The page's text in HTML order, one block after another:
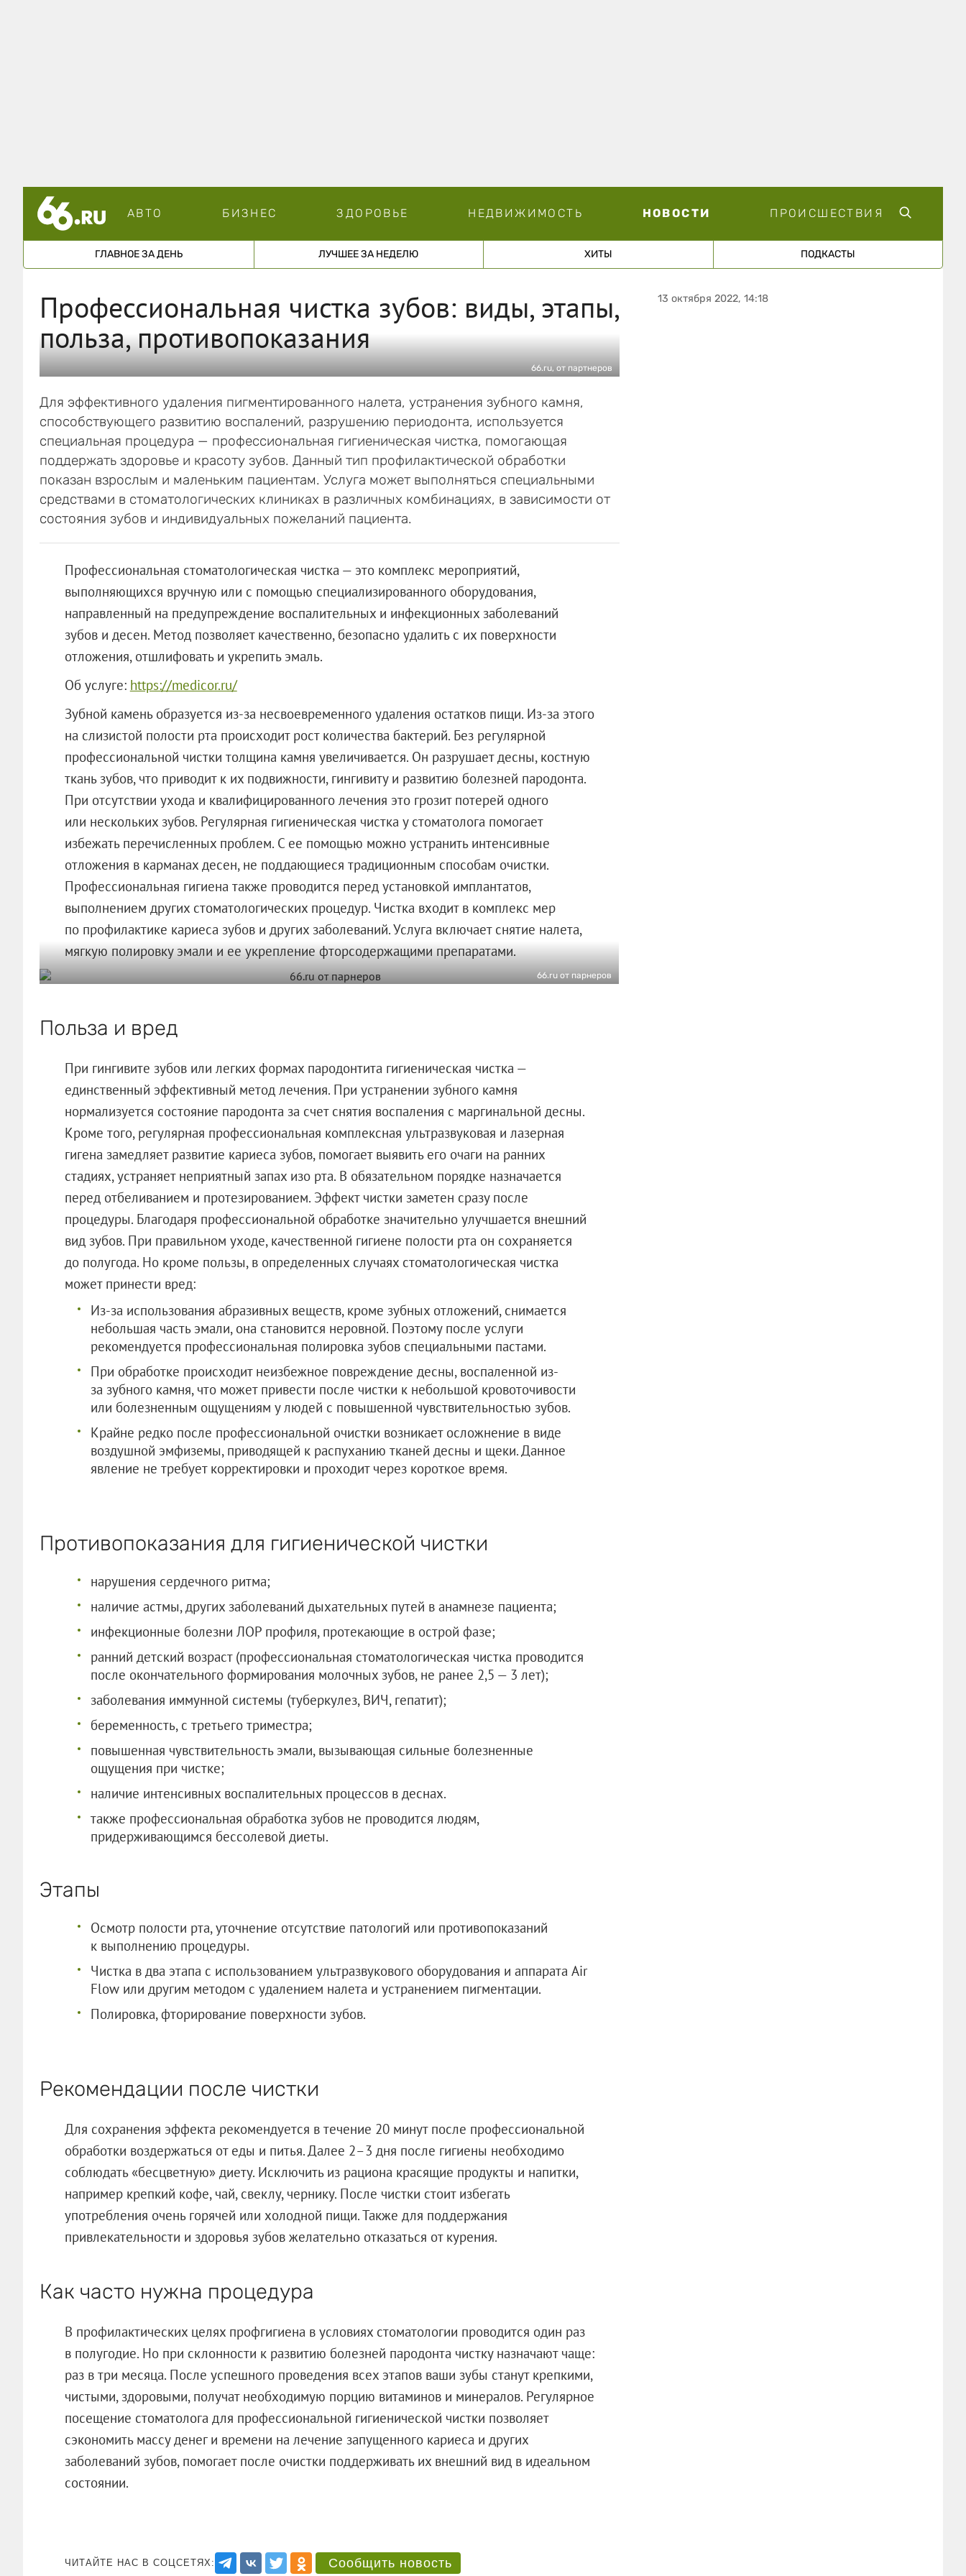
АВТО БИЗНЕС ЗДОРОВЬЕ НЕДВИЖИМОСТЬ НОВОСТИ ПРОИСШЕСТВИЯ
ГЛАВНОЕ ЗА ДЕНЬ ЛУЧШЕЕ ЗА НЕДЕЛЮ ХИТЫ ПОДКАСТЫ
Профессиональная чистка зубов: виды, этапы,
польза, противопоказания
66.ru, от партнеров
Для эффективного удаления пигментированного налета, устранения зубного камня,
способствующего развитию воспалений, разрушению периодонта, используется
специальная процедура — профессиональная гигиеническая чистка, помогающая
поддержать здоровье и красоту зубов. Данный тип профилактической обработки
показан взрослым и маленьким пациентам. Услуга может выполняться специальными
средствами в стоматологических клиниках в различных комбинациях, в зависимости от
состояния зубов и индивидуальных пожеланий пациента.
Профессиональная стоматологическая чистка — это комплекс мероприятий,
выполняющихся вручную или с помощью специализированного оборудования,
направленный на предупреждение воспалительных и инфекционных заболеваний
зубов и десен. Метод позволяет качественно, безопасно удалить с их поверхности
отложения, отшлифовать и укрепить эмаль.
Об услуге: https://medicor.ru/
Зубной камень образуется из-за несвоевременного удаления остатков пищи. Из-за этого
на слизистой полости рта происходит рост количества бактерий. Без регулярной
профессиональной чистки толщина камня увеличивается. Он разрушает десны, костную
ткань зубов, что приводит к их подвижности, гингивиту и развитию болезней пародонта.
При отсутствии ухода и квалифицированного лечения это грозит потерей одного
или нескольких зубов. Регулярная гигиеническая чистка у стоматолога помогает
избежать перечисленных проблем. С ее помощью можно устранить интенсивные
отложения в карманах десен, не поддающиеся традиционным способам очистки.
Профессиональная гигиена также проводится перед установкой имплантатов,
выполнением других стоматологических процедур. Чистка входит в комплекс мер
по профилактике кариеса зубов и других заболеваний. Услуга включает снятие налета,
мягкую полировку эмали и ее укрепление фторсодержащими препаратами.
66.ru от парнеров
Польза и вред
При гингивите зубов или легких формах пародонтита гигиеническая чистка —
единственный эффективный метод лечения. При устранении зубного камня
нормализуется состояние пародонта за счет снятия воспаления с маргинальной десны.
Кроме того, регулярная профессиональная комплексная ультразвуковая и лазерная
гигена замедляет развитие кариеса зубов, помогает выявить его очаги на ранних
стадиях, устраняет неприятный запах изо рта. В обязательном порядке назначается
перед отбеливанием и протезированием. Эффект чистки заметен сразу после
процедуры. Благодаря профессиональной обработке значительно улучшается внешний
вид зубов. При правильном уходе, качественной гигиене полости рта он сохраняется
до полугода. Но кроме пользы, в определенных случаях стоматологическая чистка
может принести вред:
Из-за использования абразивных веществ, кроме зубных отложений, снимается
небольшая часть эмали, она становится неровной. Поэтому после услуги
рекомендуется профессиональная полировка зубов специальными пастами.
При обработке происходит неизбежное повреждение десны, воспаленной из-
за зубного камня, что может привести после чистки к небольшой кровоточивости
или болезненным ощущениям у людей с повышенной чувствительностью зубов.
Крайне редко после профессиональной очистки возникает осложнение в виде
воздушной эмфиземы, приводящей к распуханию тканей десны и щеки. Данное
явление не требует корректировки и проходит через короткое время.
Противопоказания для гигиенической чистки
нарушения сердечного ритма;
наличие астмы, других заболеваний дыхательных путей в анамнезе пациента;
инфекционные болезни ЛОР профиля, протекающие в острой фазе;
ранний детский возраст (профессиональная стоматологическая чистка проводится
после окончательного формирования молочных зубов, не ранее 2,5 — 3 лет);
заболевания иммунной системы (туберкулез, ВИЧ, гепатит);
беременность, с третьего триместра;
повышенная чувствительность эмали, вызывающая сильные болезненные
ощущения при чистке;
наличие интенсивных воспалительных процессов в деснах.
также профессиональная обработка зубов не проводится людям,
придерживающимся бессолевой диеты.
Этапы
Осмотр полости рта, уточнение отсутствие патологий или противопоказаний
к выполнению процедуры.
Чистка в два этапа с использованием ультразвукового оборудования и аппарата Air
Flow или другим методом с удалением налета и устранением пигментации.
Полировка, фторирование поверхности зубов.
Рекомендации после чистки
Для сохранения эффекта рекомендуется в течение 20 минут после профессиональной
обработки воздержаться от еды и питья. Далее 2–3 дня после гигиены необходимо
соблюдать «бесцветную» диету. Исключить из рациона красящие продукты и напитки,
например крепкий кофе, чай, свеклу, чернику. После чистки стоит избегать
употребления очень горячей или холодной пищи. Также для поддержания
привлекательности и здоровья зубов желательно отказаться от курения.
Как часто нужна процедура
В профилактических целях профгигиена в условиях стоматологии проводится один раз
в полугодие. Но при склонности к развитию болезней пародонта чистку назначают чаще:
раз в три месяца. После успешного проведения всех этапов ваши зубы станут крепкими,
чистыми, здоровыми, получат необходимую порцию витаминов и минералов. Регулярное
посещение стоматолога для профессиональной гигиенической чистки позволяет
сэкономить массу денег и времени на лечение запущенного кариеса и других
заболеваний зубов, помогает после очистки поддерживать их внешний вид в идеальном
состоянии.
ЧИТАЙТЕ НАС В СОЦСЕТЯХ: Сообщить новость
13 октября 2022, 14:18